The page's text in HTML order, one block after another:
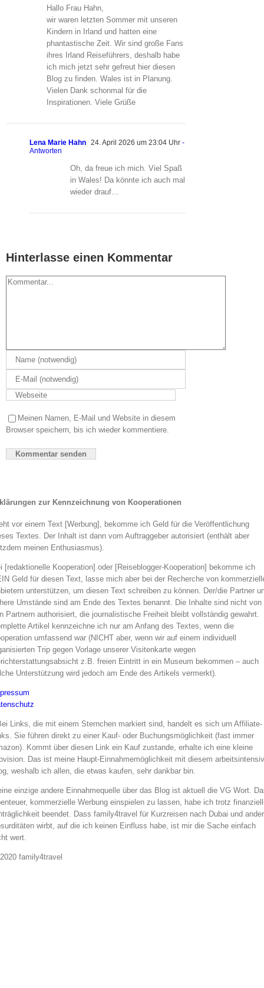
Hallo Frau Hahn,
wir waren letzten Sommer mit unseren
Kindern in Irland und hatten eine
phantastische Zeit. Wir sind große Fans
ihres Irland Reiseführers, deshalb habe
ich mich jetzt sehr gefreut hier diesen
Blog zu finden. Wales ist in Planung.
Vielen Dank schonmal für die
Inspirationen. Viele Grüße
Lena Marie Hahn 24. April 2026 um 23:04 Uhr -
Antworten
Oh, da freue ich mich. Viel Spaß
in Wales! Da könnte ich auch mal
wieder drauf…
Hinterlasse einen Kommentar
Kommentar
Meinen Namen, E-Mail und Website in diesem
Browser speichern, bis ich wieder kommentiere.
zur Kennzeichnung von Kooperationen
vor einem Text [Werbung], bekomme ich Geld für die Veröffentlichung
Textes. Der Inhalt ist dann vom Auftraggeber autorisiert (enthält aber
meinen Enthusiasmus).
[redaktionelle Kooperation] oder [Reiseblogger-Kooperation] bekomme ich
Geld für diesen Text, lasse mich aber bei der Recherche von
unterstützen, um diesen Text schreiben zu können. Der/die Partner
Umstände sind am Ende des Textes benannt. Die Inhalte sind nicht von
Partnern authorisiert, die journalistische Freiheit bleibt vollständig gewahrt.
Artikel kennzeichne ich nur am Anfang des Textes, wenn die
umfassend war (NICHT aber, wenn wir auf einem individuell
Trip gegen Vorlage unserer Visitenkarte wegen
z.B. freien Eintritt in ein Museum bekommen – auch
Unterstützung wird jedoch am Ende des Artikels vermerkt).
Links, die mit einem Sternchen markiert sind, handelt es sich um Affiliate-
Sie führen direkt zu einer Kauf- oder Buchungsmöglichkeit (fast immer
Kommt über diesen Link ein Kauf zustande, erhalte ich eine kleine
Das ist meine Haupt-Einnahmemöglichkeit mit diesem
weshalb ich allen, die etwas kaufen, sehr dankbar bin.
einzige andere Einnahmequelle über das Blog ist aktuell die VG Wort.
kommerzielle Werbung einspielen zu lassen, habe ich trotz
beendet. Dass family4travel für Kurzreisen nach Dubai und
wirbt, auf die ich keinen Einfluss habe, ist mir die Sache einfach
wert.
2020 family4travel